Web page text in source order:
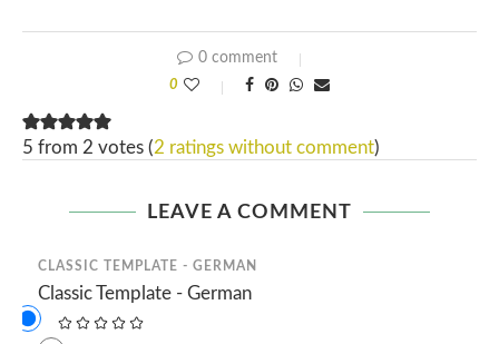
0 comment
0
5 from 2 votes (2 ratings without comment)
LEAVE A COMMENT
CLASSIC TEMPLATE - GERMAN
Classic Template - German